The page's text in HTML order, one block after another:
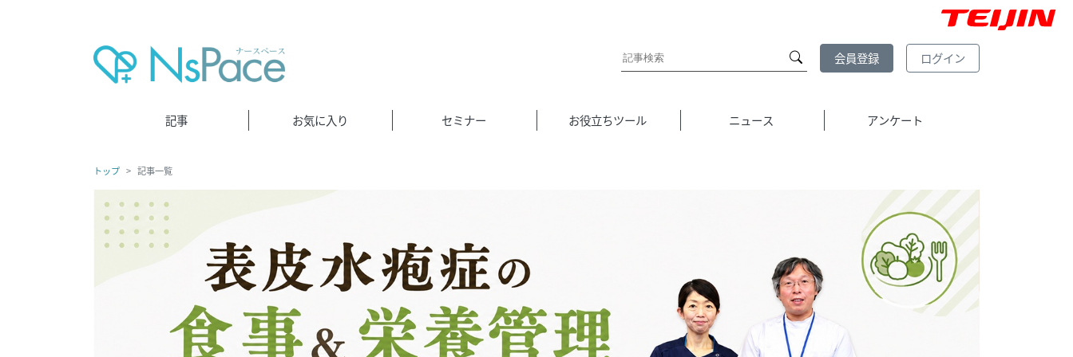
ログイン
会員登録
記事 お気に入り セミナー お役立ちツール ニュース アンケート
トップ 記事一覧